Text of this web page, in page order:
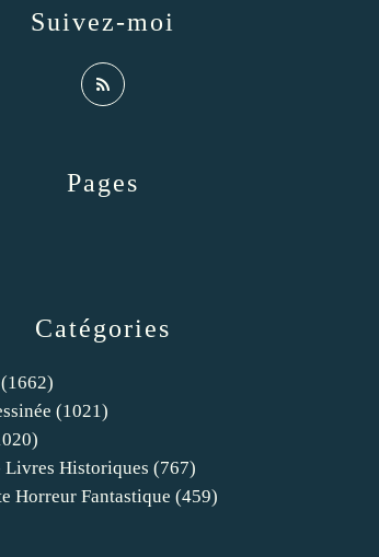
Catégories
(1662)
(1021)
Livres Historiques (767)
Horreur Fantastique (459)
Pages
Suivez-moi